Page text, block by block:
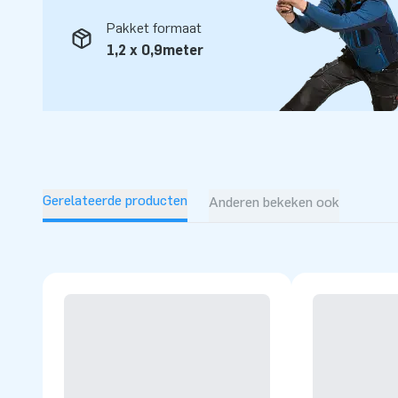
en logistiek medewerkers zijn echte ‘creators of
opblaasattracties op grootse wijze. Dankzij hen zijn onze
professionele service en levering, over al ter wereld!
Pakket formaat
1,2 x 0,9meter
Gerelateerde producten Anderen bekeken ook